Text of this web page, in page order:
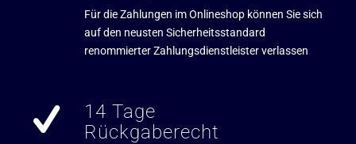
Für die Zahlungen im Onlineshop können Sie sich
auf den neusten Sicherheitsstandard
renommierter Zahlungsdienstleister verlassen
14 Tage
Rückgaberecht